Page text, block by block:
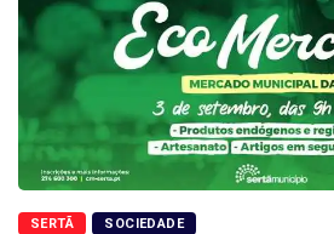
SERTÃ SOCIEDADE